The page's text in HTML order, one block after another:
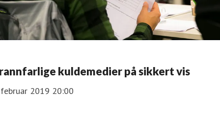
kuldemedier på sikkert vis
2019 20:00